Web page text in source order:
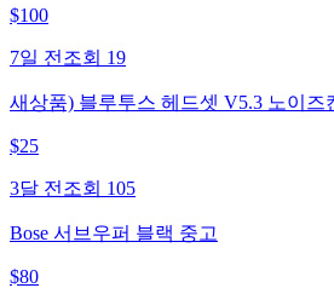
$100
7일 전 조회 19
새상품) 블루투스 헤드셋 V5.3 노이즈
$25
3달 전 조회 105
Bose 서브우퍼 블랙 중고
$80